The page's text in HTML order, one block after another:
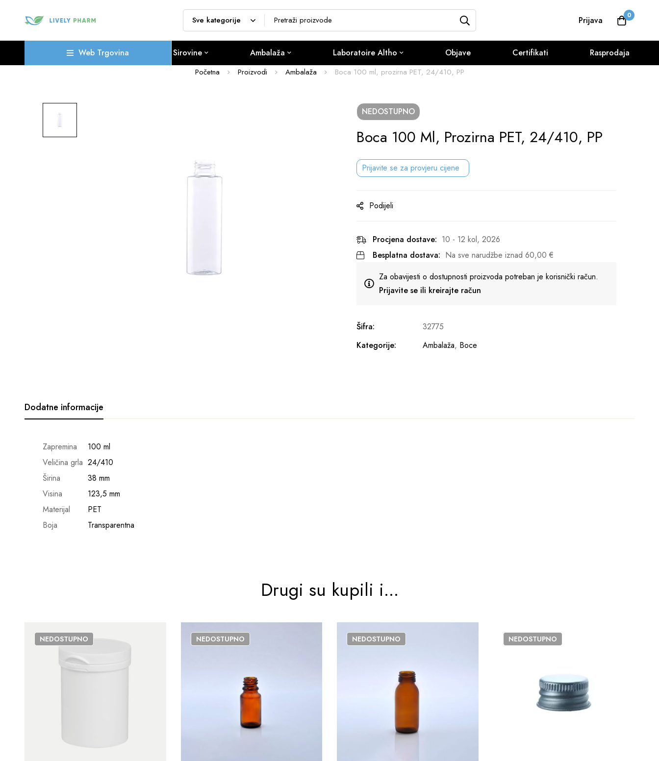
Prijava 0
Web Trgovina Sirovine Ambalaža Laboratoire Altho Objave Certifikati Rasprodaja
Početna Proizvodi Ambalaža Boca 100 ml, prozirna PET, 24/410, PP
NEDOSTUPNO
Boca 100 Ml, Prozirna PET, 24/410, PP
Prijavite se za provjeru cijene
Podijeli
Procjena dostave: 10 - 12 kol, 2026
Besplatna dostava: Na sve narudžbe iznad 60,00 €
Za obavijesti o dostupnosti proizvoda potreban je korisnički račun.
Prijavite se ili kreirajte račun
Šifra:
32775
Kategorije:
Ambalaža, Boce
Dodatne informacije
Zapremina
100 ml
Veličina grla 24/410
Širina
38 mm
Visina
123,5 mm
Materijal
PET
Boja
Transparentna
Drugi su kupili i...
NEDOSTUPNO NEDOSTUPNO NEDOSTUPNO NEDOSTUPNO